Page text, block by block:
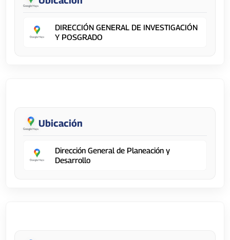
DIRECCIÓN GENERAL DE INVESTIGACIÓN
Y POSGRADO
Ubicación
Dirección General de Planeación y
Desarrollo